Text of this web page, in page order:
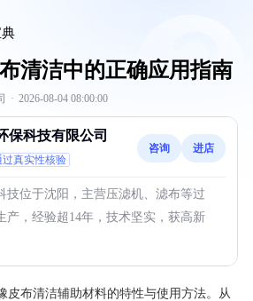
清洁中的正确应用指南
· 2026-08-04 08:00:00
保科技有限公司
过真实性核验
咨询 进店
技位于沈阳，主营压滤机、滤布等过
产，经验超14年，技术坚实，获高新
皮布清洁辅助材料的特性与使用方法。从